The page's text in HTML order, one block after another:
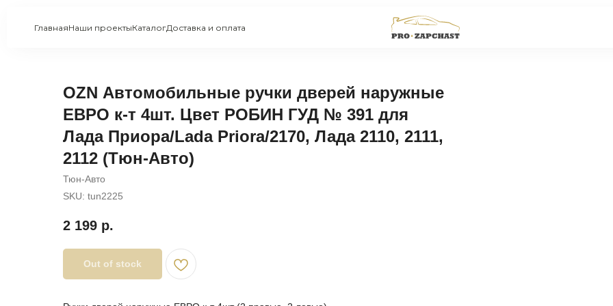
ГлавнаяНаши проектыКаталогДоставка и оплата
OZN Автомобильные ручки дверей наружные
ЕВРО к-т 4шт. Цвет РОБИН ГУД № 391 для
Лада Приора/Lada Priora/2170, Лада 2110, 2111,
2112 (Тюн-Авто)
Тюн-Авто
SKU: tun2225
2 199 р.
Out of stock